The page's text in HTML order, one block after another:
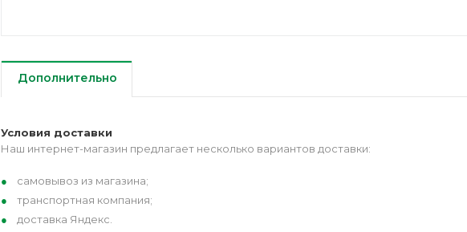
Дополнительно
Условия доставки
Наш интернет-магазин предлагает несколько вариантов доставки:
самовывоз из магазина;
транспортная компания;
доставка Яндекс.